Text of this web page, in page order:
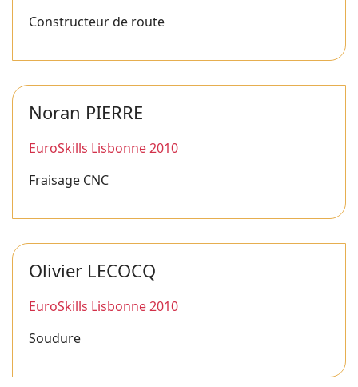
Constructeur de route
Noran PIERRE
EuroSkills Lisbonne 2010
Fraisage CNC
Olivier LECOCQ
EuroSkills Lisbonne 2010
Soudure